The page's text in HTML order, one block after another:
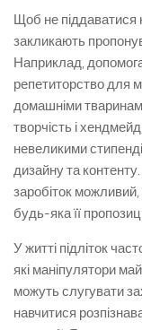
Щоб не піддаватися
закликають
Наприклад,
репетиторство для
домашніми
творчість і
невеликими
дизайну та
заробіток
будь-яка її
У житті підліток
які маніпулятори
можуть слугувати
навчитися